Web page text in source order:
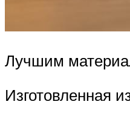
Лучшим
Изготовленная